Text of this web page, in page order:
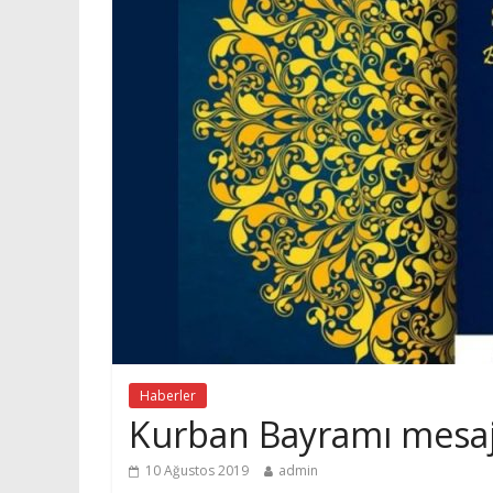
Haberler
Kurban Bayramı
10 Ağustos 2019 admin